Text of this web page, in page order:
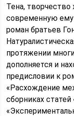
Тена,
современную ему
роман братьев
протяжении
дополняется и
предисловии к
«Расхождение
сборниках